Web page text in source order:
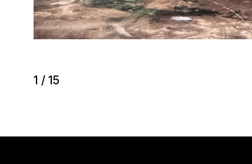
1 /15